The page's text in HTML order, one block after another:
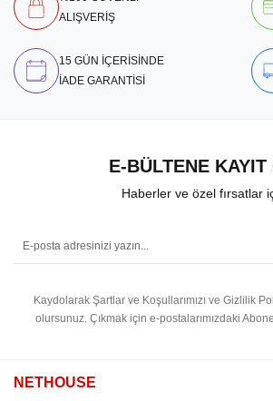
ALIŞVERİŞ
15 GÜN İÇERİSİNDE
İADE GARANTİSİ
E-BÜLTENE KAYIT
Haberler ve özel fırsatlar
Kaydolarak Şartlar ve Koşullarımızı ve Gizlilik
olursunuz. Çıkmak için e-postalarımızdaki
NETHOUSE